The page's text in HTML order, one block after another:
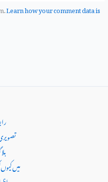
Learn how your comment data is
میں